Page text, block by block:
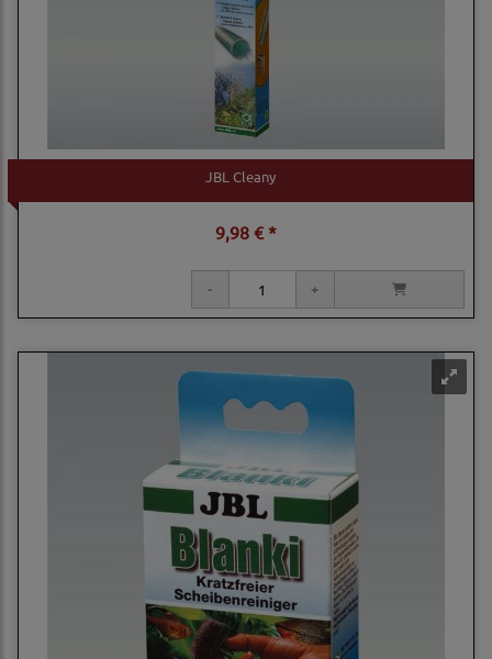
JBL Cleany
9,98 € *